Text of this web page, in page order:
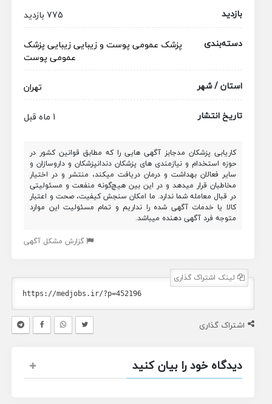
بازدید
775 بازدید
دسته‌بندی
پزشک عمومی پوست و زیباییزیبایی پزشک
عمومی پوست
استان / شهر
تهران
تاریخ انتشار
1 ماه قبل
کاریابی پزشکان مدجابز آگهی هایی را که مطابق قوانین کشور در
حوزه استخدام و نیازمندی های پزشکان دندانپزشکان و داروسازان و
سایر فعالان بهداشت و درمان دریافت میکند، منتشر و در اختیار
مخاطبان قرار میدهد و در این بین هیچ‌گونه منفعت و مسئولیتی
در قبال معامله شما ندارد. ما امکان سنجش کیفیت، صحت و اعتبار
کالا یا خدمات آگهی شده را نداریم و تمام مسئولیت این موارد
متوجه فرد آگهی دهنده میباشد.
گزارش مشکل آگهی
لینک اشتراک گذاری
اشتراک گذاری
دیدگاه خود را بیان کنید